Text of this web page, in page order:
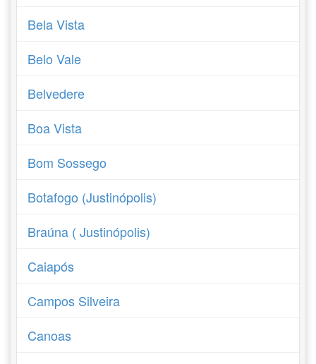
Bela Vista
Belo Vale
Belvedere
Boa Vista
Bom Sossego
Botafogo (Justinópolis)
Braúna ( Justinópolis)
Caiapós
Campos Silveira
Canoas